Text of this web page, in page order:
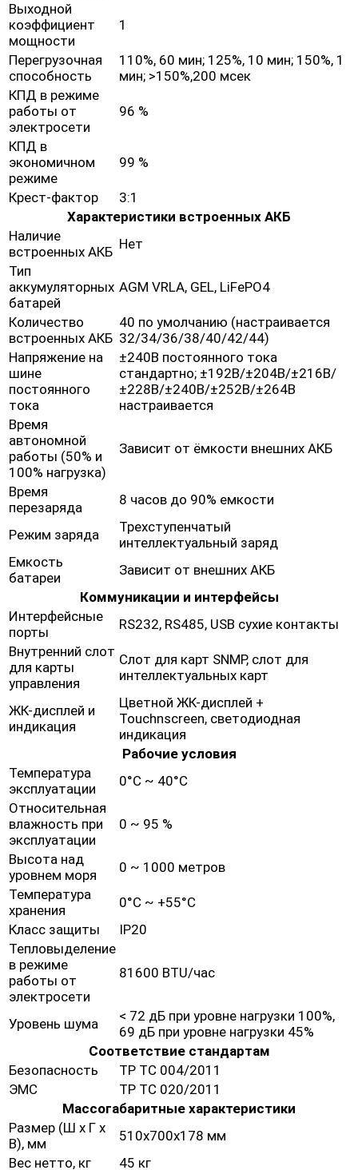
Выходной
коэффициент
мощности
1
Перегрузочная
способность
110%, 60 мин; 125%, 10 мин; 150%, 1
мин; >150%,200 мсек
КПД в режиме
работы от
электросети
96 %
КПД в
экономичном
режиме
99 %
Крест-фактор
3:1
Характеристики встроенных АКБ
Наличие
встроенных АКБ Нет
Тип
аккумуляторных
батарей
AGM VRLA, GEL, LiFePO4
Количество
встроенных АКБ
40 по умолчанию (настраивается
32/34/36/38/40/42/44)
Напряжение на
шине
постоянного
тока
±240В постоянного тока
стандартно; ±192В/±204В/±216В/
±228В/±240В/±252В/±264В
настраивается
Время
автономной
работы (50% и
100% нагрузка)
Зависит от ёмкости внешних АКБ
Время
перезаряда
8 часов до 90% емкости
Режим заряда
Трехступенчатый
интеллектуальный заряд
Емкость
батареи
Зависит от внешних АКБ
Коммуникации и интерфейсы
Интерфейсные
порты
RS232, RS485, USB сухие контакты
Внутренний слот
для карты
управления
Слот для карт SNMP, слот для
интеллектуальных карт
ЖК-дисплей и
индикация
Цветной ЖК-дисплей +
Touchnscreen, светодиодная
индикация
Рабочие условия
Температура
эксплуатации
0°C ~ 40°C
Относительная
влажность при
эксплуатации
0 ~ 95 %
Высота над
уровнем моря
0 ~ 1000 метров
Температура
хранения
0°C ~ +55°C
Класс защиты
IP20
Тепловыделение
в режиме
работы от
электросети
81600 BTU/час
Уровень шума
< 72 дБ при уровне нагрузки 100%,
69 дБ при уровне нагрузки 45%
Соответствие стандартам
Безопасность
ТР ТС 004/2011
ЭМС
ТР ТС 020/2011
Массогабаритные характеристики
Размер (Ш х Г х
В), мм
510х700х178 мм
Вес нетто, кг
45 кг